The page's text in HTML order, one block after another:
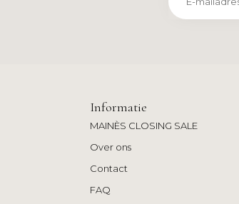
Informatie
MAINÈS CLOSING SALE
Over ons
Contact
FAQ